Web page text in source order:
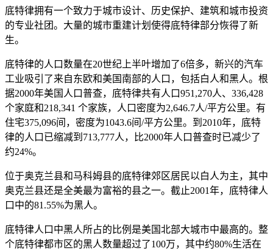
底特律拥有一个致力于城市设计、历史保护、建筑和城市投资
的专业社团。大量的城市重建计划使得底特律部分恢得了新
生。
底特律的人口数量在20世纪上半叶增加了6倍多，新兴的汽车
工业吸引了来自东欧和美国南部的人口，包括白人和黑人。根
据2000年美国人口普查，底特律共有人口951,270人、336,428
个家庭和218,341 个家族，人口密度为2,646.7人/平方公里。有
住宅375,096间，密度为1043.6间/平方公里。到2010年，底特
律的人口已缩减到713,777人，比2000年人口普查时已减少了
约24%。
位于奥克兰县和马科姆县的底特律郊区居民以白人为主，其中
奥克兰县还是全美最为富裕的县之一。截止2001年，底特律人
口中的81.55%为黑人。
底特律人口中黑人所占的比例是美国北部大城市中最高的。整
个底特律都市区的黑人数量超过了100万，其中约80%生活在